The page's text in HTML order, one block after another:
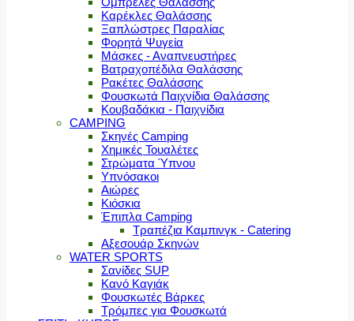
Καρέκλες Θαλάσσης
Ξαπλώστρες Παραλίας
Φορητά Ψυγεία
Μάσκες - Αναπνευστήρες
Βατραχοπέδιλα Θαλάσσης
Ρακέτες Θαλάσσης
Φουσκωτά Παιχνίδια Θαλάσσης
Κουβαδάκια - Παιχνίδια
CAMPING
Σκηνές Camping
Χημικές Τουαλέτες
Στρώματα Ύπνου
Υπνόσακοι
Αιώρες
Κιόσκια
Έπιπλα Camping
Τραπέζια Καμπινγκ - Catering
Αξεσουάρ Σκηνών
WATER SPORTS
Σανίδες SUP
Κανό Καγιάκ
Φουσκωτές Βάρκες
Τρόμπες για Φουσκωτά